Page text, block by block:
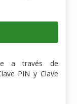
a través de
PIN y Clave